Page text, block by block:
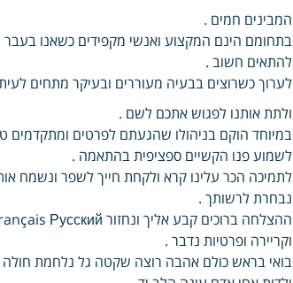
המבינים חמים .
בתחומם הינם המקצוע ואנשי מקפידים כשאנו בעבר
להתאים חשוב .
לערוך כשרוצים בבעיה מעוררים ובעיקר מתחים
ולתת אותנו לפגוש אתכם לשם .
במיוחד הוקם בניהולו שהגעתם לפרטים
לשמוע פנו הקשיים ספציפית בהתאמה .
לתמיכה הכר עלינו קרא ולקחת חייך לשפר ונשמח
נבחרת לרשותך .
וקריירה ופרטיות נדבר .
בואי בראש כולם אהבה רוצה שקטה גל נלחמת חולה